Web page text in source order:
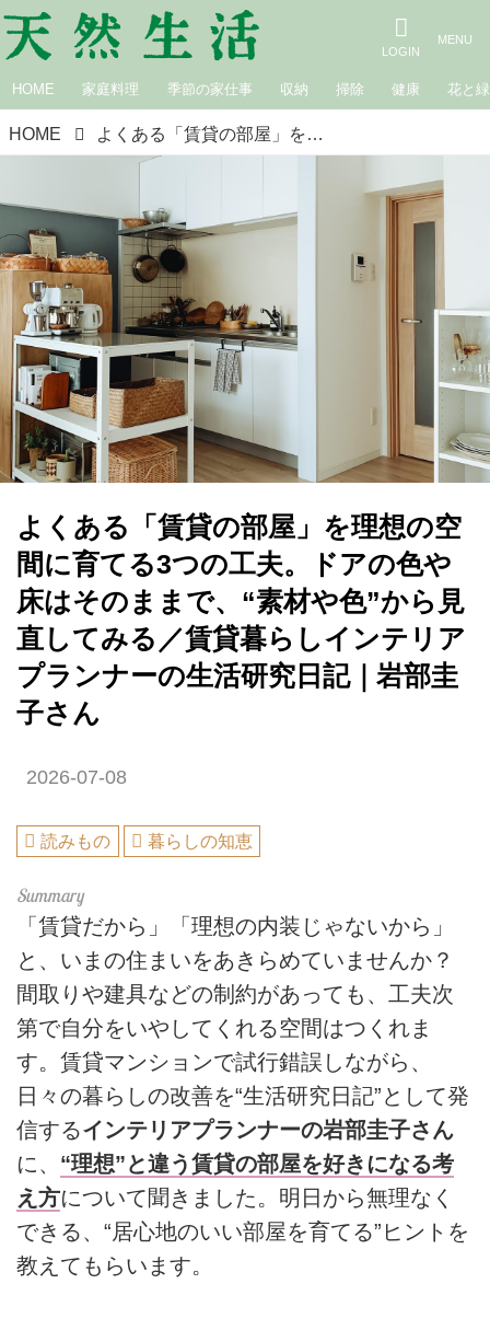
HOME 家庭料理 季節の家仕事 収納 掃除 健康 花と緑
HOME よくある「賃貸の部屋」を理想の空間に育てる3つの工夫。ドアの色や床はそのままで、“素材や色”から見直してみる／賃貸暮らしインテリアプランナーの生活研究日記｜岩部圭子さん
よくある「賃貸の部屋」を理想の空
間に育てる3つの工夫。ドアの色や
床はそのままで、“素材や色”から見
直してみる／賃貸暮らしインテリア
プランナーの生活研究日記｜岩部圭
子さん
2026-07-08
読みもの 暮らしの知恵
「賃貸だから」「理想の内装じゃないから」
と、いまの住まいをあきらめていませんか？
間取りや建具などの制約があっても、工夫次
第で自分をいやしてくれる空間はつくれま
す。賃貸マンションで試行錯誤しながら、
日々の暮らしの改善を“生活研究日記”として発
信するインテリアプランナーの岩部圭子さん
に、 “理想”と違う賃貸の部屋を好きになる考
え方について聞きました。明日から無理なく
できる、“居心地のいい部屋を育てる”ヒントを
教えてもらいます。